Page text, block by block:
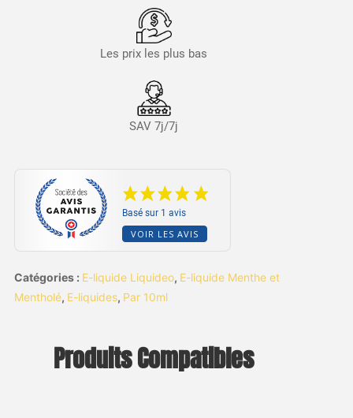
Les prix les plus bas
SAV 7j/7j
Basé sur 1 avis
VOIR LES AVIS
Catégories : E-liquide Liquideo, E-liquide Menthe et
Mentholé, E-liquides, Par 10ml
Produits Compatibles